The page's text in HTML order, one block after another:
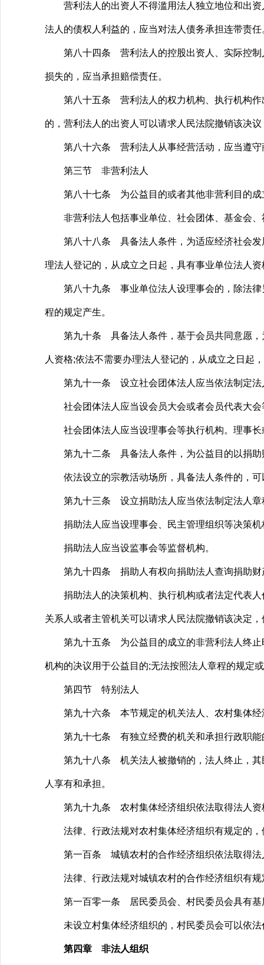
营利法人的出资人不得滥用法人独立地位和出资
法人的债权人利益的，应当对法人债务承担连带责任
第八十四条 营利法人的控股出资人、实际控制
损失的，应当承担赔偿责任。
第八十五条 营利法人的权力机构、执行机构作
的，营利法人的出资人可以请求人民法院撤销该决
第八十六条 营利法人从事经营活动，应当遵守
第三节 非营利法人
第八十七条 为公益目的或者其他非营利目的成
非营利法人包括事业单位、社会团体、基金会、
第八十八条 具备法人条件，为适应经济社会发展
理法人登记的，从成立之日起，具有事业单位法人资
第八十九条 事业单位法人设理事会的，除法律
程的规定产生。
第九十条 具备法人条件，基于会员共同意愿，
人资格;依法不需要办理法人登记的，从成立之日起
第九十一条 设立社会团体法人应当依法制定法
社会团体法人应当设会员大会或者会员代表大会
社会团体法人应当设理事会等执行机构。理事长
第九十二条 具备法人条件，为公益目的以捐助
依法设立的宗教活动场所，具备法人条件的，可
第九十三条 设立捐助法人应当依法制定法人章
捐助法人应当设理事会、民主管理组织等决策机
捐助法人应当设监事会等监督机构。
第九十四条 捐助人有权向捐助法人查询捐助财
捐助法人的决策机构、执行机构或者法定代表人
关系人或者主管机关可以请求人民法院撤销该决定
第九十五条 为公益目的成立的非营利法人终止
机构的决议用于公益目的;无法按照法人章程的规定
第四节 特别法人
第九十六条 本节规定的机关法人、农村集体经
第九十七条 有独立经费的机关和承担行政职能
第九十八条 机关法人被撤销的，法人终止，其民
人享有和承担。
第九十九条 农村集体经济组织依法取得法人资
法律、行政法规对农村集体经济组织有规定的，
第一百条 城镇农村的合作经济组织依法取得法
法律、行政法规对城镇农村的合作经济组织有规
第一百零一条 居民委员会、村民委员会具有基
未设立村集体经济组织的，村民委员会可以依法
第四章 非法人组织